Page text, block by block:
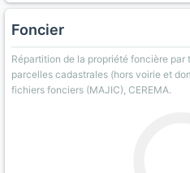
Foncier
Répartition de la propriété foncière
parcelles cadastrales (hors voirie et
fichiers fonciers (MAJIC), CEREMA.